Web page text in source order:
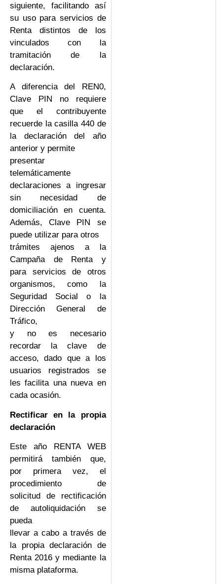
siguiente, facilitando así
su uso para servicios de
Renta distintos de los
vinculados con la
tramitación de la
declaración.
A diferencia del REN0,
Clave PIN no requiere
que el contribuyente
recuerde la casilla 440 de
la declaración del año
anterior y permite
presentar
telemáticamente
declaraciones a ingresar
sin necesidad de
domiciliación en cuenta.
Además, Clave PIN se
puede utilizar para otros
trámites ajenos a la
Campaña de Renta y
para servicios de otros
organismos, como la
Seguridad Social o la
Dirección General de
Tráfico,
y no es necesario
recordar la clave de
acceso, dado que a los
usuarios registrados se
les facilita una nueva en
cada ocasión.
Rectificar en la propia
declaración
Este año RENTA WEB
permitirá también que,
por primera vez, el
procedimiento de
solicitud de rectificación
de autoliquidación se
pueda
llevar a cabo a través de
la propia declaración de
Renta 2016 y mediante la
misma plataforma.